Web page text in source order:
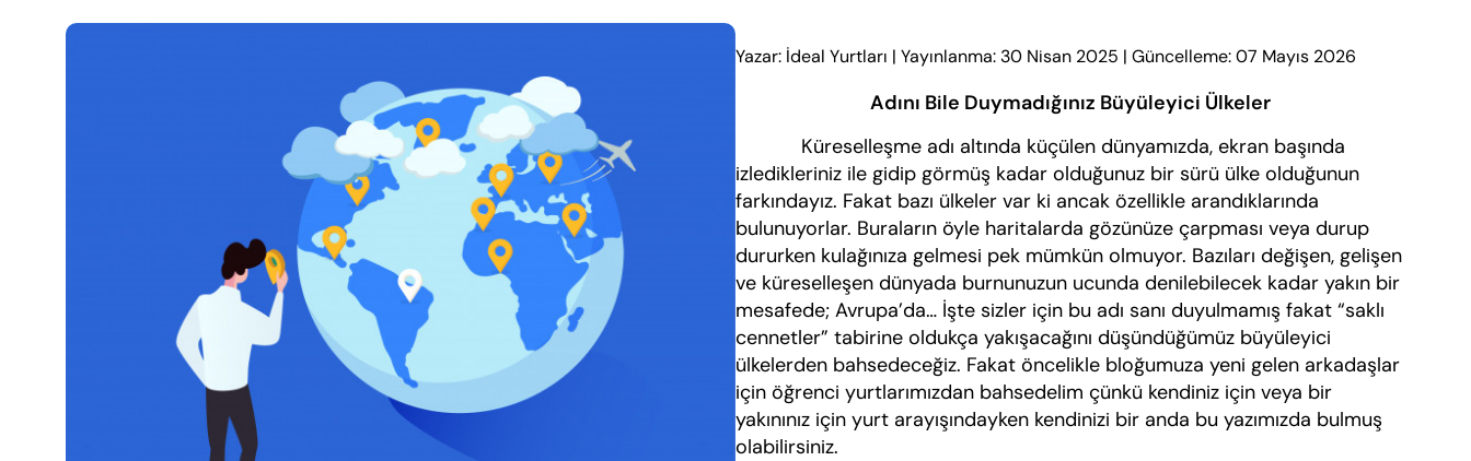
Yazar: İdeal Yurtları | Yayınlanma: 30 Nisan 2025 | Güncelleme: 07 Mayıs 2026
Adını Bile Duymadığınız Büyüleyici Ülkeler
Küreselleşme adı altında küçülen dünyamızda, ekran başında
izledikleriniz ile gidip görmüş kadar olduğunuz bir sürü ülke olduğunun
farkındayız. Fakat bazı ülkeler var ki ancak özellikle arandıklarında
bulunuyorlar. Buraların öyle haritalarda gözünüze çarpması veya durup
dururken kulağınıza gelmesi pek mümkün olmuyor. Bazıları değişen, gelişen
ve küreselleşen dünyada burnunuzun ucunda denilebilecek kadar yakın bir
mesafede; Avrupa’da… İşte sizler için bu adı sanı duyulmamış fakat “saklı
cennetler” tabirine oldukça yakışacağını düşündüğümüz büyüleyici
ülkelerden bahsedeceğiz. Fakat öncelikle bloğumuza yeni gelen arkadaşlar
için öğrenci yurtlarımızdan bahsedelim çünkü kendiniz için veya bir
yakınınız için yurt arayışındayken kendinizi bir anda bu yazımızda bulmuş
olabilirsiniz.